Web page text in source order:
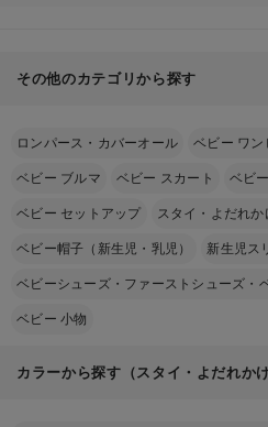
その他のカテゴリから探す
ロンパース・カバーオール ベビー ワン
ベビー ブルマ ベビー スカート ベビ
ベビー セットアップ スタイ・よだれか
ベビー帽子（新生児・乳児） 新生児ス
ベビーシューズ・ファーストシューズ・
ベビー 小物
カラーから探す（スタイ・よだれか